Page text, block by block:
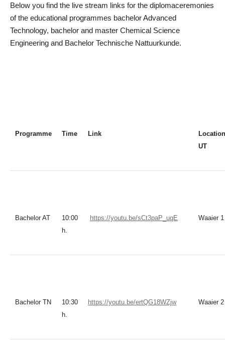
Below you find the live stream links for the diplomaceremonies
of the educational programmes bachelor Advanced
Technology, bachelor and master Chemical Science
Engineering and Bachelor Technische Nattuurkunde.
Programme Time Link
Location
UT
Bachelor AT
10:00
h.
https://youtu.be/sCt3paP_uqE Waaier 1
Bachelor TN
10:30
h.
https://youtu.be/ertQG18WZjw Waaier 2